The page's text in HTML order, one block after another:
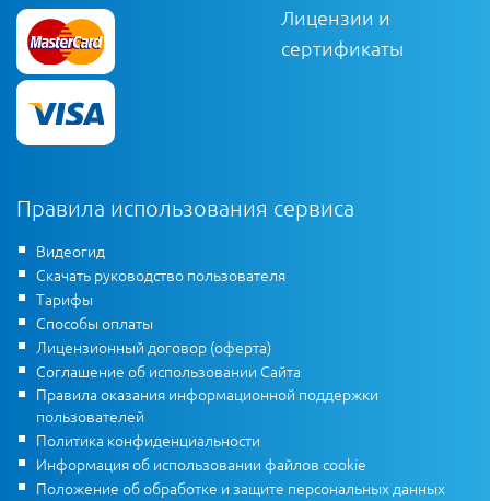
Лицензии и
сертификаты
Правила использования сервиса
Видеогид
Скачать руководство пользователя
Тарифы
Способы оплаты
Лицензионный договор (оферта)
Соглашение об использовании Сайта
Правила оказания информационной поддержки
пользователей
Политика конфиденциальности
Информация об использовании файлов cookie
Положение об обработке и защите персональных данных